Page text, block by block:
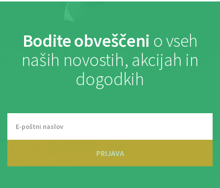
Bodite obveščeni o vseh
naših novostih, akcijah in
dogodkih
PRIJAVA